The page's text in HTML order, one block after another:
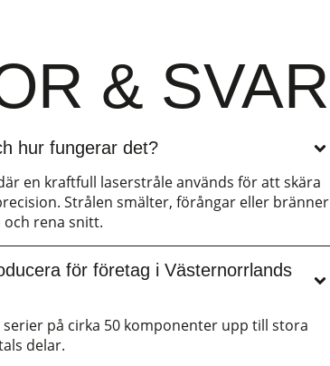
& SVAR
hur fungerar det?
en kraftfull laserstråle används för att skära
Strålen smälter, förångar eller bränner
och rena snitt.
för företag i Västernorrlands
på cirka 50 komponenter upp till stora
delar.